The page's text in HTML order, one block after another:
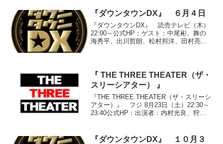
(...
『ダウンタウンDX』 ６月４日
『ダウンタウンDX』 読売テレビ（木）
22:00～公式HP：ゲスト：中尾彬、舞の
海秀平、出川哲朗、松村邦洋、田村亮、
○『田村亮のかけ...
『 THE THREE THEATER（ザ・
スリーシアター） 』
『THE THREE THEATER（ザ・スリーシ
アター）』 フジ 8月23日（土）22:30～
23:40公式HP：出演者：内村光良、狩野
チ、我が家、高橋ジョージ、えなり...
『ダウンタウンDX』 １０月３